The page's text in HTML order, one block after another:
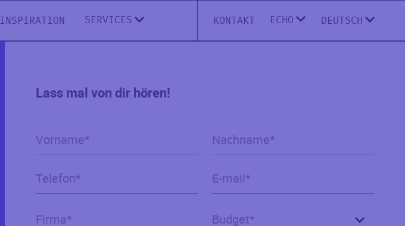
INSPIRATION SERVICES KONTAKT ECHO DEUTSCH
Lass mal von dir hören!